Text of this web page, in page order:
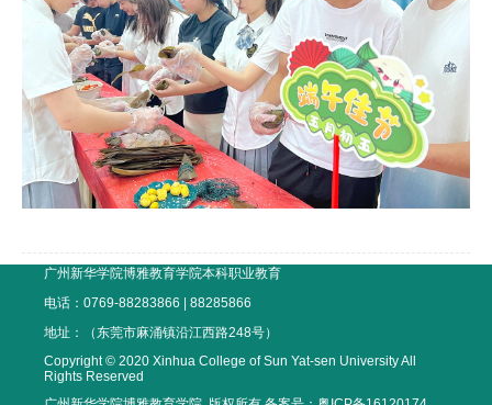
广州新华学院博雅教育学院本科职业教育
电话：0769-88283866 | 88285866
地址：（东莞市麻涌镇沿江西路248号）
Copyright © 2020 Xinhua College of Sun Yat-sen University All
Rights Reserved